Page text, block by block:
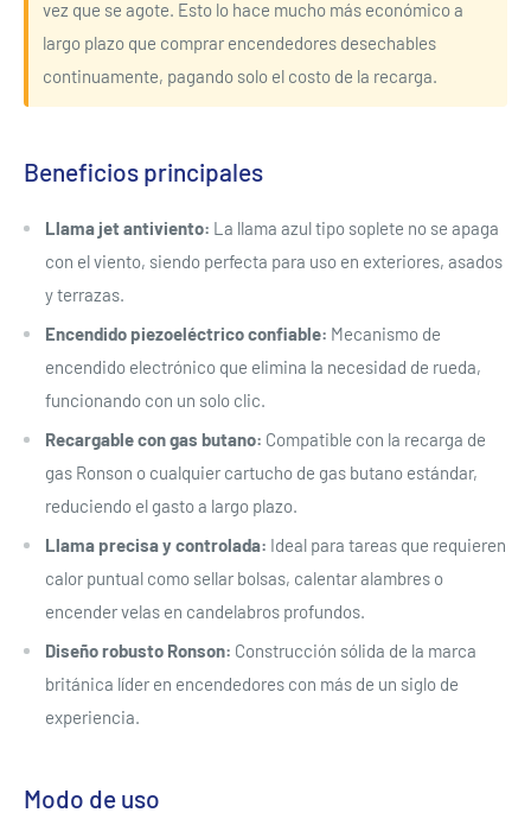
vez que se agote. Esto lo hace mucho más económico a
largo plazo que comprar encendedores desechables
continuamente, pagando solo el costo de la recarga.
Beneficios principales
Llama jet antiviento: La llama azul tipo soplete no se apaga
con el viento, siendo perfecta para uso en exteriores, asados
y terrazas.
Encendido piezoeléctrico confiable: Mecanismo de
encendido electrónico que elimina la necesidad de rueda,
funcionando con un solo clic.
Recargable con gas butano: Compatible con la recarga de
gas Ronson o cualquier cartucho de gas butano estándar,
reduciendo el gasto a largo plazo.
Llama precisa y controlada: Ideal para tareas que requieren
calor puntual como sellar bolsas, calentar alambres o
encender velas en candelabros profundos.
Diseño robusto Ronson: Construcción sólida de la marca
británica líder en encendedores con más de un siglo de
experiencia.
Modo de uso